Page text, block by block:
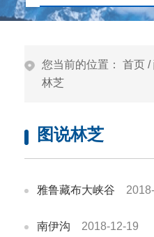
您当前的位置： 首页 /
林芝
图说林芝
雅鲁藏布大峡谷
南伊沟 2018-12-19